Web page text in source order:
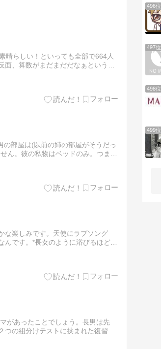
晴らしい！といっても全部で664人
、算数がまだまだだなぁという感
部屋は(以前の姉の部屋がそうだっ
ん。彼の私物はベッドのみ。つまり
な楽しみです。天使にラブソング
です。*長女のように浴びるほどの
があったことでしょう。長男は先
の組分けテストに挟まれた復習テ
496位
497位
498位
499位